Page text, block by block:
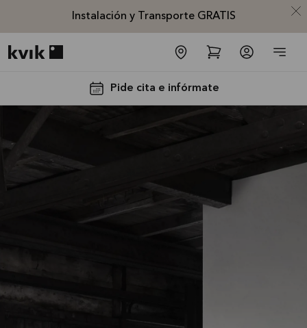
Instalación y Transporte GRATIS
Pide cita e infórmate
Instalación